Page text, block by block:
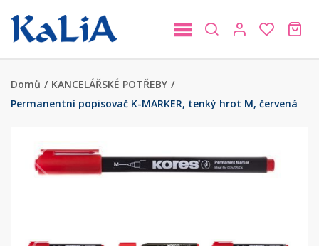
Domů / KANCELÁŘSKÉ POTŘEBY /
Permanentní popisovač K-MARKER, tenký hrot M, červená